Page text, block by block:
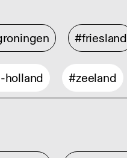
#friesland
holland #zeeland